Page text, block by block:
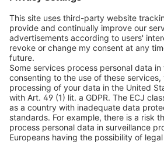
Lifting Beam Configurator
Encontra produtos florestais
Catálogos
INFORMAÇÃO LEGAL
Certificados
Contrato de conta de conteúdo
Termos e condições
Declaração de privacidade de dados